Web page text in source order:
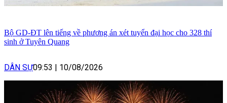
Bộ GD-ĐT lên tiếng về phương án xét tuyển đại học cho 328 thí
sinh ở Tuyên Quang
DÂN SỰ09:53 10/08/2026